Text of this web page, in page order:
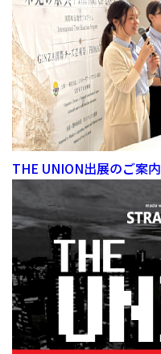
THE UNION出展のご案内